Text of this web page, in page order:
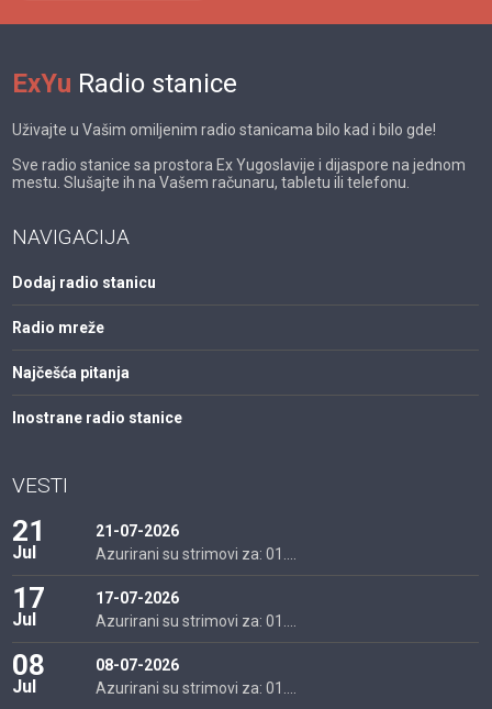
ExYu Radio stanice
Uživajte u Vašim omiljenim radio stanicama bilo kad i bilo gde!
Sve radio stanice sa prostora Ex Yugoslavije i dijaspore na jednom
mestu. Slušajte ih na Vašem računaru, tabletu ili telefonu.
NAVIGACIJA
Dodaj radio stanicu
Radio mreže
Najčešća pitanja
Inostrane radio stanice
VESTI
21
Jul
21-07-2026
Azurirani su strimovi za: 01....
17
Jul
17-07-2026
Azurirani su strimovi za: 01....
08
Jul
08-07-2026
Azurirani su strimovi za: 01....